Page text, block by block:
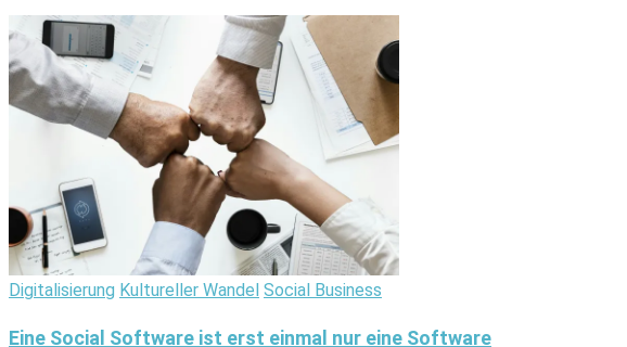
Digitalisierung Kultureller Wandel Social Business
Eine Social Software ist erst einmal nur eine Software